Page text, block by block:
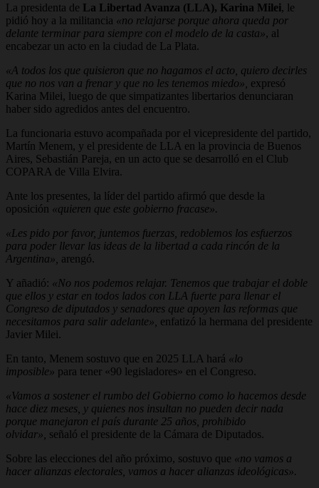
La presidenta de La Libertad Avanza (LLA), Karina Milei, le
pidió hoy a la militancia «no relajarse porque ahora queda por
delante terminar para siempre con el modelo de la casta», al
encabezar un acto en la ciudad de La Plata.
«A todos los que quisieron que no hagamos el acto, quiero decirles
que no nos van a frenar y que no les tenemos miedo», expresó
Karina Milei, luego de que simpatizantes libertarios denunciaran
haber sido agredidos antes del encuentro.
La funcionaria estuvo acompañada por el vicepresidente del partido,
Martín Menem, y el presidente de LLA en la provincia de Buenos
Aires, Sebastián Pareja, en un acto que se desarrolló en el Club
COPARA de Villa Elvira.
Ante los presentes, la líder del partido afirmó que desde la
oposición «quieren que este gobierno fracase».
«Les pido por favor, juntemos fuerzas, redoblemos los esfuerzos
para poder llevar las ideas de la libertad a cada rincón de la
Argentina», arengó.
Y añadió: «No nos podemos relajar. Tenemos que trabajar el doble
que ellos y estar en todos lados con LLA fuerte para llenar el
Congreso de diputados y senadores que apoyen las reformas que
necesitamos para salir adelante», enfatizó la hermana del presidente
Javier Milei.
En tanto, Menem sostuvo que en 2025 LLA hará «lo
imposible» para tener «90 legisladores» en el Congreso.
«Vamos a sostener el rumbo del Gobierno como lo hacemos desde
hace diez meses, y quienes nos insultan no pueden decir nada
porque manejaron el país durante 25 años, prohibido
olvidar», señaló el presidente de la Cámara de Diputados.
Sobre las elecciones del año próximo, sostuvo que «no vamos a
hacer alianzas electorales, vamos a hacer alianzas ideológicas».